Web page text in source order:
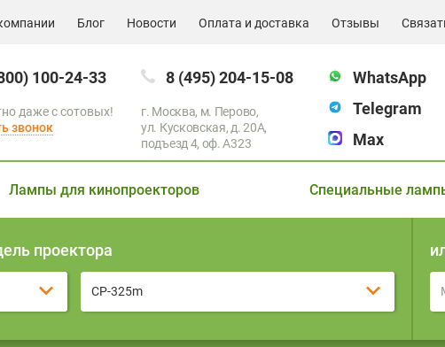
Блог Новости Оплата и доставка Отзывы
100-24-33
даже с сотовых!
звонок
8 (495) 204-15-08
г. Москва, м. Перово,
ул. Кусковская, д. 20А,
подъезд 4, оф. A323
WhatsApp
Telegram
Max
Лампы для кинопроекторов Специальные
проектора
CP-325m